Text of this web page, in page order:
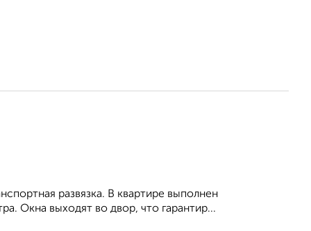
развязка. В квартире выполнен
Окна выходят во двор, что гарантир...